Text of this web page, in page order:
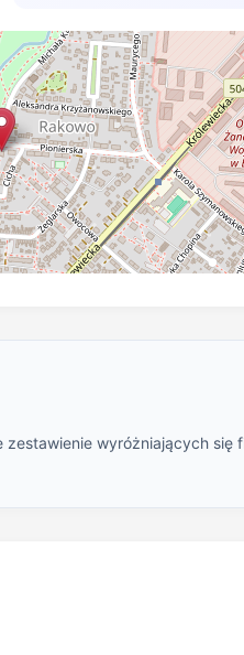
wyróżniających